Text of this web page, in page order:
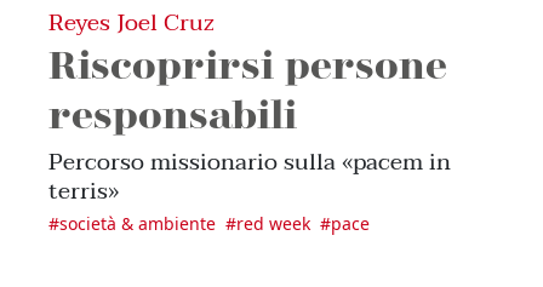
Reyes Joel Cruz
Riscoprirsi persone
responsabili
Percorso missionario sulla «pacem in
terris»
#società & ambiente #red week #pace